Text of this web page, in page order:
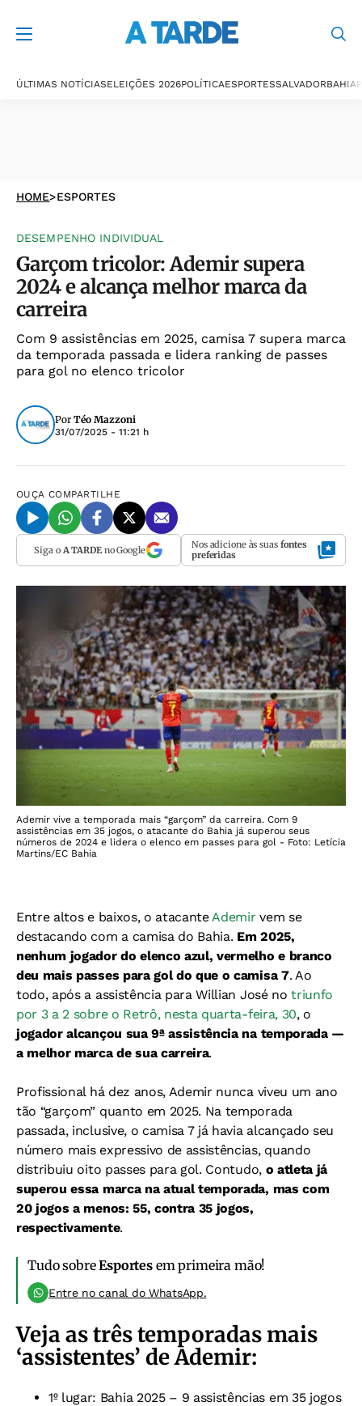
ÚLTIMAS NOTÍCIASELEIÇÕES 2026POLÍTICAESPORTESSALVADORBAHIA
HOME>ESPORTES
DESEMPENHO INDIVIDUAL
Garçom tricolor: Ademir supera
2024 e alcança melhor marca da
carreira
Com 9 assistências em 2025, camisa 7 supera marca
da temporada passada e lidera ranking de passes
para gol no elenco tricolor
Por Téo Mazzoni
31/07/2025 - 11:21 h
OUÇA COMPARTILHE
Siga o A TARDEno Google Nos adicione às suas fontes
preferidas
Ademir vive a temporada mais “garçom” da carreira. Com 9
assistências em 35 jogos, o atacante do Bahia já superou seus
números de 2024 e lidera o elenco em passes para gol - Foto: Letícia
Martins/EC Bahia
Entre altos e baixos, o atacanteAdemir vem se
destacando com a camisa do Bahia. Em 2025,
nenhum jogador do elenco azul, vermelho e branco
deu mais passes para gol do que o camisa 7. Ao
todo, após a assistência para Willian José notriunfo
por 3 a 2 sobre o Retrô, nesta quarta-feira, 30, o
jogador alcançou sua 9ª assistência na temporada —
a melhor marca de sua carreira.
Profissional há dez anos, Ademir nunca viveu um ano
tão “garçom” quanto em 2025. Na temporada
passada, inclusive, o camisa 7 já havia alcançado seu
número mais expressivo de assistências, quando
distribuiu oito passes para gol. Contudo, o atleta já
superou essa marca na atual temporada, mas com
20 jogos a menos: 55, contra 35 jogos,
respectivamente.
Tudo sobreEsportesem primeira mão!
Entre no canal do WhatsApp.
Veja as três temporadas mais
‘assistentes’ de Ademir:
1º lugar: Bahia 2025 – 9 assistências em 35 jogos